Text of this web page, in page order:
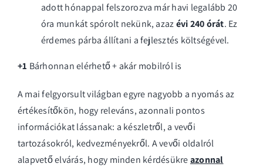
adott hónappal felszorozva már havi legalább 20
óra munkát spórolt nekünk, azazévi 240 órát. Ez
érdemes párba állítani a fejlesztés költségével.
+1 Bárhonnan elérhető + akár mobilról is
A mai felgyorsult világban egyre nagyobb a nyomás az
értékesítőkön, hogy releváns, azonnali pontos
információkat lássanak: a készletről, a vevői
tartozásokról, kedvezményekről. A vevői oldalról
alapvető elvárás, hogy minden kérdésükreazonnal